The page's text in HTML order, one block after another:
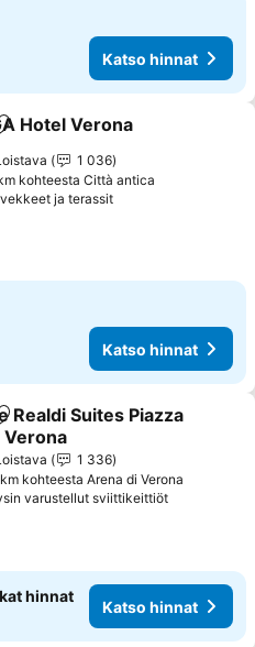
Katso hinnat
suosikkeihin
Hotel Verona
1 036
kohteesta Città antica
ja terassit
Katso hinnat
suosikkeihin
Realdi Suites Piazza
Verona
1 336
kohteesta Arena di Verona
varustellut sviittikeittiöt
hinnat
Katso hinnat